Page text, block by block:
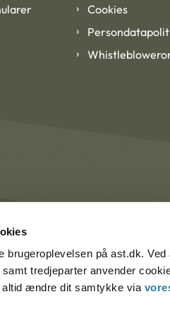
brugeroplevelsen på ast.dk.
tredjeparter anvender
ændre dit samtykke via
Cookies